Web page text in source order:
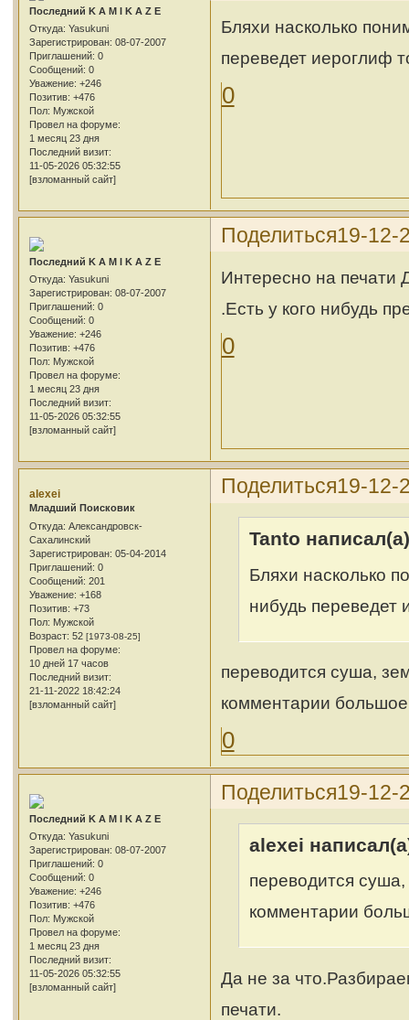
Последний K A M I K A Z E
Откуда: Yasukuni
Зарегистрирован: 08-07-2007
Приглашений: 0
Сообщений: 0
Уважение: +246
Позитив: +476
Пол: Мужской
Провел на форуме:
1 месяц 23 дня
Последний визит:
11-05-2026 05:32:55
[взломанный сайт]
Бляхи насколько
переведет иероглиф
0
Поделиться19-12-
Последний K A M I K A Z E
Откуда: Yasukuni
Зарегистрирован: 08-07-2007
Приглашений: 0
Сообщений: 0
Уважение: +246
Позитив: +476
Пол: Мужской
Провел на форуме:
1 месяц 23 дня
Последний визит:
11-05-2026 05:32:55
[взломанный сайт]
Интересно на печати
.Есть у кого нибудь
0
Поделиться19-12-
alexei
Младший Поисковик
Откуда: Александровск-
Сахалинский
Зарегистрирован: 05-04-2014
Приглашений: 0
Сообщений: 201
Уважение: +168
Позитив: +73
Пол: Мужской
Возраст: 52 [1973-08-25]
Провел на форуме:
10 дней 17 часов
Последний визит:
21-11-2022 18:42:24
[взломанный сайт]
Tanto
Бляхи насколько
нибудь переведет
переводится суша,
комментарии
0
Поделиться19-12-
Последний K A M I K A Z E
Откуда: Yasukuni
Зарегистрирован: 08-07-2007
Приглашений: 0
Сообщений: 0
Уважение: +246
Позитив: +476
Пол: Мужской
Провел на форуме:
1 месяц 23 дня
Последний визит:
11-05-2026 05:32:55
[взломанный сайт]
alexei
переводится
комментарии
Да не за
печати.